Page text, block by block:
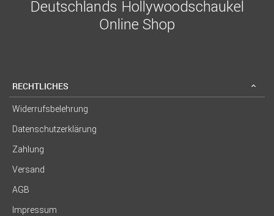
Deutschlands Hollywoodschaukel
Online Shop
RECHTLICHES
Widerrufsbelehrung
Datenschutzerklärung
Zahlung
Versand
AGB
Impressum